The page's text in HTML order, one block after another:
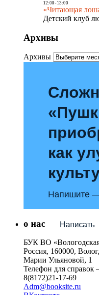
12:00- 13:00
«Читающая
Детский клуб
Архивы
Архивы
как
Напишите
Написать
о нас
БУК ВО «Вологодская
Россия, 160000,
Марии Ульяновой, 1
Телефон для справок
8(8172)21-17-69
Adm@booksite.ru